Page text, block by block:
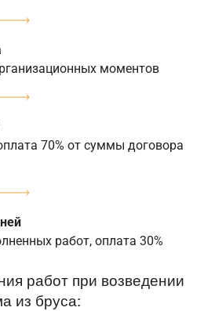
моментов
70% от суммы договора
работ, оплата 30%
работ при возведении
из бруса: